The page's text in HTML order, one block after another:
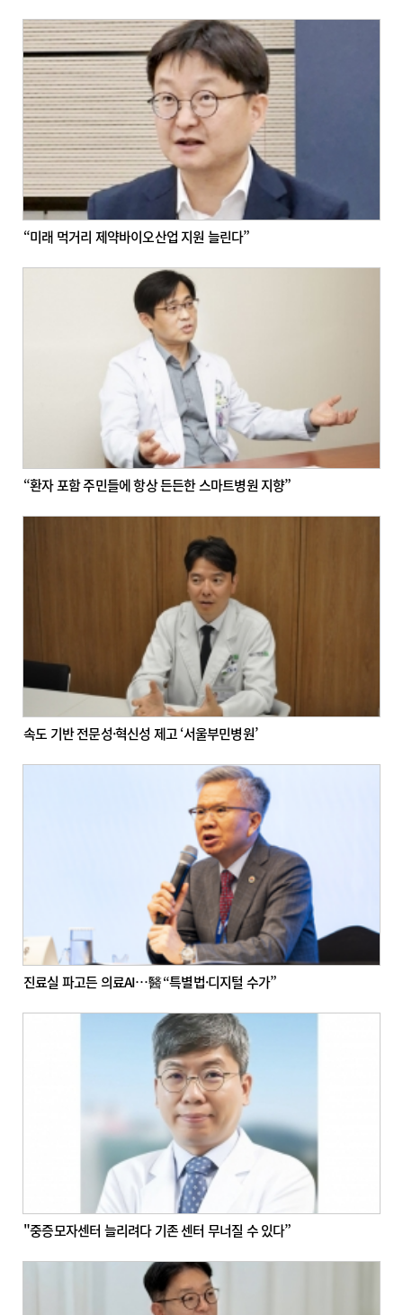
“미래 먹거리 제약바이오산업 지원 늘린다”
“환자 포함 주민들에 항상 든든한 스마트병원 지향”
속도 기반 전문성·혁신성 제고 ‘서울부민병원’
진료실 파고든 의료AI…醫 “특별법·디지털 수가”
"중증모자센터 늘리려다 기존 센터 무너질 수 있다”